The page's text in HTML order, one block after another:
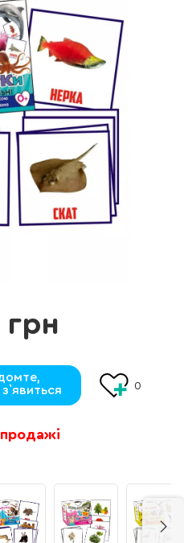
грн
0